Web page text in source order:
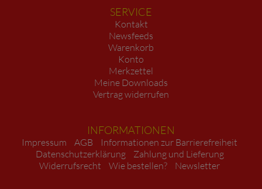
SERVICE
Kontakt
Newsfeeds
Warenkorb
Konto
Merkzettel
Meine Downloads
Vertrag widerrufen
INFORMATIONEN
Impressum AGB
Informationen zur Barrierefreiheit
Datenschutzerklärung
Zahlung und Lieferung
Widerrufsrecht
Wie bestellen? Newsletter